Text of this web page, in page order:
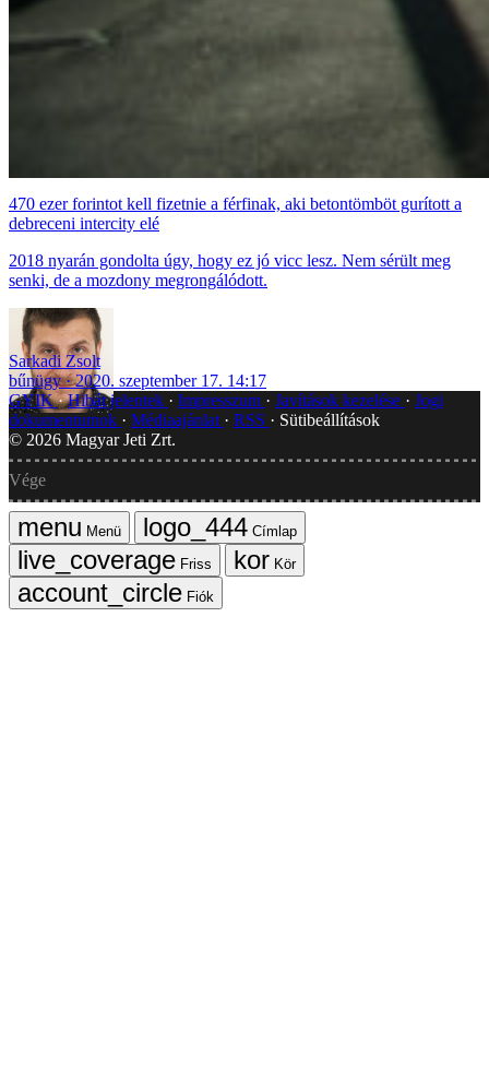
470 ezer forintot kell fizetnie a férfinak, aki betontömböt gurított a
debreceni intercity elé
2018 nyarán gondolta úgy, hogy ez jó vicc lesz. Nem sérült meg
senki, de a mozdony megrongálódott.
Sarkadi Zsolt
bűnügy
2020. szeptember 17. 14:17
GYIK Hibát jelentek Impresszum Javítások kezelése
Jogi
dokumentumok
Médiaajánlat RSS
Sütibeállítások
© 2026 Magyar Jeti Zrt.
Vége
Menü
Címlap
Friss
Kör
Fiók